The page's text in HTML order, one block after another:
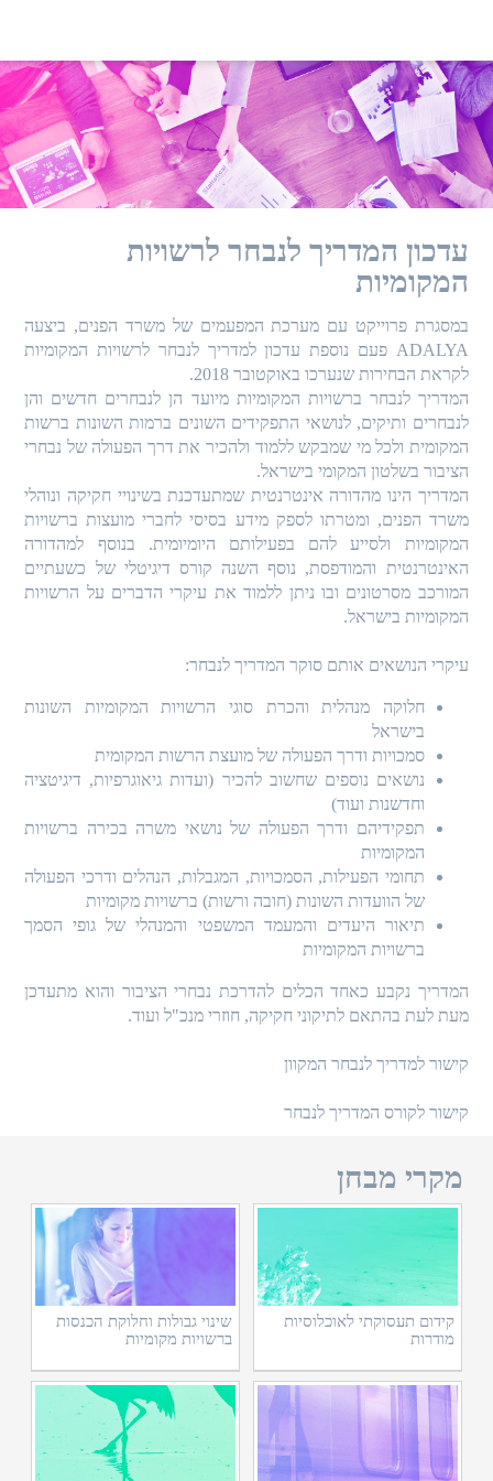
עדכון המדריך לנבחר לרשויות
המקומיות
במסגרת פרוייקט עם מערכת המפעמים של משרד הפנים, ביצעה
ADALYA פעם נוספת עדכון למדריך לנבחר לרשויות המקומיות
לקראת הבחירות שנערכו באוקטובר 2018.
המדריך לנבחר ברשויות המקומיות מיועד הן לנבחרים חדשים והן
לנבחרים ותיקים, לנושאי התפקידים השונים ברמות השונות ברשות
המקומית ולכל מי שמבקש ללמוד ולהכיר את דרך הפעולה של נבחרי
הציבור בשלטון המקומי בישראל.
המדריך הינו מהדורה אינטרנטית שמתעדכנת בשינויי חקיקה ונוהלי
משרד הפנים, ומטרתו לספק מידע בסיסי לחברי מועצות ברשויות
המקומיות ולסייע להם בפעילותם היומיומית. בנוסף למהדורה
האינטרנטית והמודפסת, נוסף השנה קורס דיגיטלי של כשעתיים
המורכב מסרטונים ובו ניתן ללמוד את עיקרי הדברים על הרשויות
המקומיות בישראל.
עיקרי הנושאים אותם סוקר המדריך לנבחר:
חלוקה מנהלית והכרת סוגי הרשויות המקומיות השונות
בישראל
סמכויות ודרך הפעולה של מועצת הרשות המקומית
נושאים נוספים שחשוב להכיר (ועדות גיאוגרפיות, דיגיטציה
וחדשנות ועוד)
תפקידיהם ודרך הפעולה של נושאי משרה בכירה ברשויות
המקומיות
תחומי הפעילות, הסמכויות, המגבלות, הנהלים ודרכי הפעולה
של הוועדות השונות (חובה ורשות) ברשויות מקומיות
תיאור היעדים והמעמד המשפטי והמנהלי של גופי הסמך
ברשויות המקומיות
המדריך נקבע כאחד הכלים להדרכת נבחרי הציבור והוא מתעדכן
מעת לעת בהתאם לתיקוני חקיקה, חוזרי מנכ"ל ועוד.
קישור למדריך לנבחר המקוון
קישור לקורס המדריך לנבחר
מקרי מבחן
קידום תעסוקתי לאוכלוסיות
מודרות
שינוי גבולות וחלוקת הכנסות
ברשויות מקומיות